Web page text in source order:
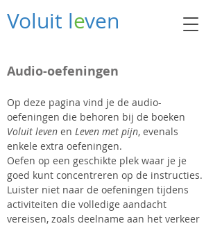
Voluit leven
Audio-oefeningen
Op deze pagina vind je de audio-
oefeningen die behoren bij de boeken
Voluit leven en Leven met pijn, evenals
enkele extra oefeningen.
Oefen op een geschikte plek waar je je
goed kunt concentreren op de instructies.
Luister niet naar de oefeningen tijdens
activiteiten die volledige aandacht
vereisen, zoals deelname aan het verkeer